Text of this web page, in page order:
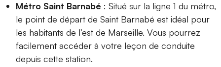
Métro Saint Barnabé : Situé sur la ligne 1 du métro,
le point de départ de Saint Barnabé est idéal pour
les habitants de l’est de Marseille. Vous pourrez
facilement accéder à votre leçon de conduite
depuis cette station.